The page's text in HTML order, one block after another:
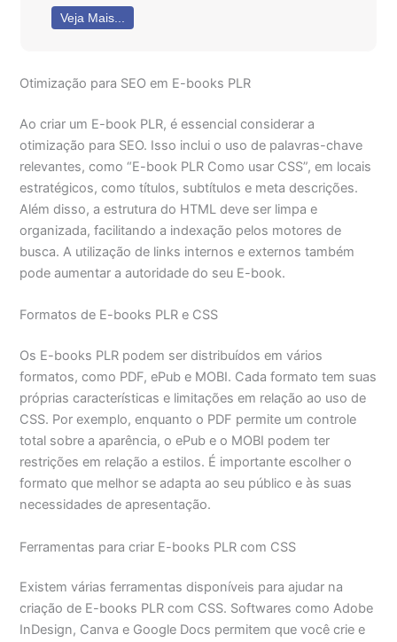
Veja Mais...
Otimização para SEO em E-books PLR
Ao criar um E-book PLR, é essencial considerar a
otimização para SEO. Isso inclui o uso de palavras-chave
relevantes, como “E-book PLR Como usar CSS”, em locais
estratégicos, como títulos, subtítulos e meta descrições.
Além disso, a estrutura do HTML deve ser limpa e
organizada, facilitando a indexação pelos motores de
busca. A utilização de links internos e externos também
pode aumentar a autoridade do seu E-book.
Formatos de E-books PLR e CSS
Os E-books PLR podem ser distribuídos em vários
formatos, como PDF, ePub e MOBI. Cada formato tem suas
próprias características e limitações em relação ao uso de
CSS. Por exemplo, enquanto o PDF permite um controle
total sobre a aparência, o ePub e o MOBI podem ter
restrições em relação a estilos. É importante escolher o
formato que melhor se adapta ao seu público e às suas
necessidades de apresentação.
Ferramentas para criar E-books PLR com CSS
Existem várias ferramentas disponíveis para ajudar na
criação de E-books PLR com CSS. Softwares como Adobe
InDesign, Canva e Google Docs permitem que você crie e